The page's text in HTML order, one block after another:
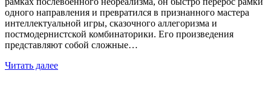
одного направления и превратился в признанного мастера
интеллектуальной игры, сказочного аллегоризма и
постмодернистской комбинаторики. Его произведения
представляют собой сложные…
Читать далее